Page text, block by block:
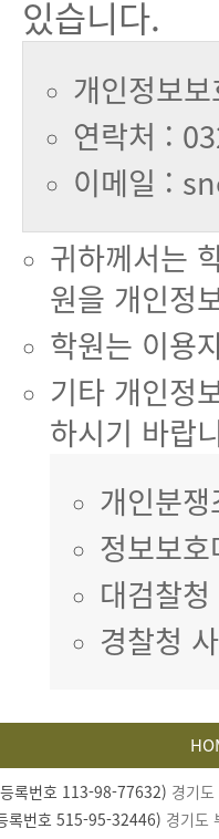
있습니다.
개인정보
연락처 :
이메일 :
귀하께서는
원을 개인정
학원는 이용
기타 개인정
하시기 바랍
개인분
정보보
대검찰
경찰청
록번호 113-98-77632) 경기
록번호 515-95-32446) 경기도